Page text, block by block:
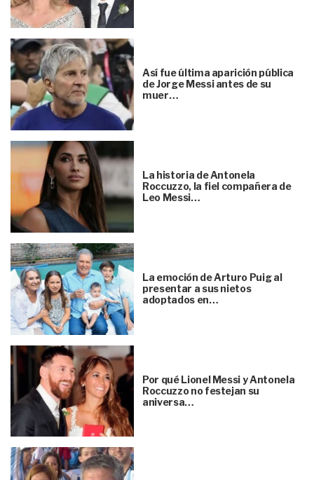
Así fue última aparición pública
de Jorge Messi antes de su
muer…
La historia de Antonela
Roccuzzo, la fiel compañera de
Leo Messi…
La emoción de Arturo Puig al
presentar a sus nietos
adoptados en…
Por qué Lionel Messi y Antonela
Roccuzzo no festejan su
aniversa…